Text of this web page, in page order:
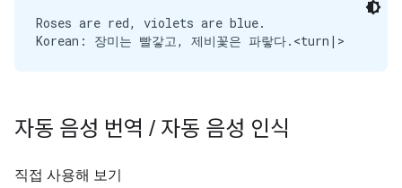
Roses are red, violets are blue.
자동 음성 번역 / 자동 음성 인식
직접 사용해 보기